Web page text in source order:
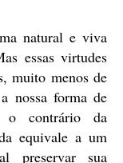
natural e viva
essas virtudes
muito menos de
nossa forma de
o contrário da
equivale a um
preservar sua